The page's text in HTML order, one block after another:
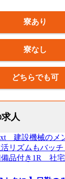
寮あり
寮なし
どちらでも可
人